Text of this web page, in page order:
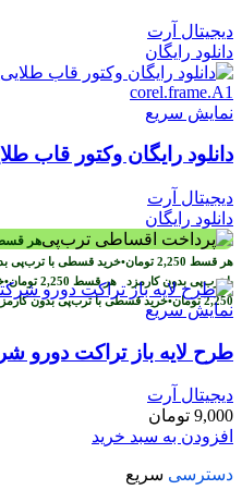
دیجیتال آرت
دانلود رایگان
نمایش سریع
دانلود رایگان وکتور قاب
دیجیتال آرت
دانلود رایگان
هر
هر قسط 2,250 تومان•خرید قسطی با ترب‌پی
با ترب‌پی بدون کارمزد هر قسط 2,250 تومان•
2,250 تومان•خرید قسطی با ترب‌پی بدوننمایش سریع
طرح لايه باز تراکت دورو
دیجیتال آرت
9,000 تومان
افزودن به سبد خرید
دسترسی سریع